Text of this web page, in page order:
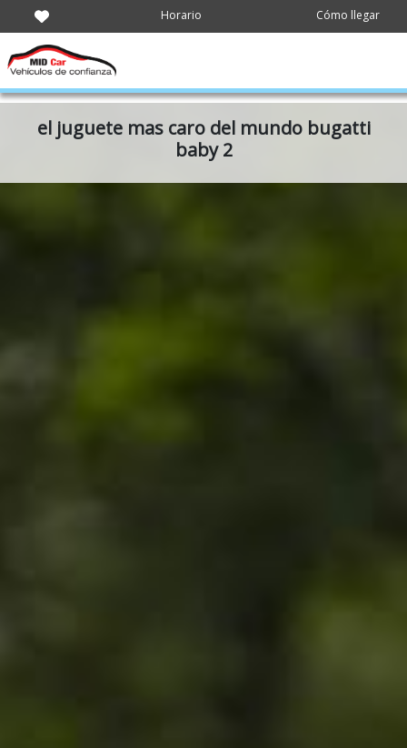
Horario Cómo llegar
el juguete mas caro del mundo bugatti
baby 2